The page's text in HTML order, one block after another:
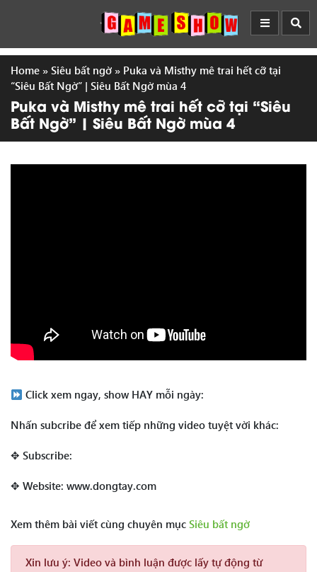
Home » Siêu bất ngờ » Puka và Misthy mê trai hết cỡ tại
“Siêu Bất Ngờ” | Siêu Bất Ngờ mùa 4
Puka và Misthy mê trai hết cỡ tại “Siêu
Bất Ngờ” | Siêu Bất Ngờ mùa 4
Click xem ngay, show HAY mỗi ngày:
Nhấn subcribe để xem tiếp những video tuyệt vời khác:
✥ Subscribe:
✥ Website: www.dongtay.com
Xem thêm bài viết cùng chuyên mục Siêu bất ngờ
Xin lưu ý: Video và bình luận được lấy tự động từ